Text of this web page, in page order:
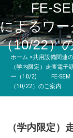
ホーム >共用設備関連
（学内限定）走査電
ー（10/2) FE-SEM（
（10/22）のご案内
FE-SEM
によるワ
（10/22）
（学内限定）